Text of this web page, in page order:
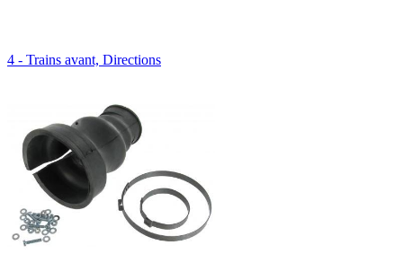
4 - Trains avant, Directions